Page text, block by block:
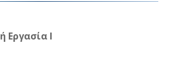
Εργασία Ι